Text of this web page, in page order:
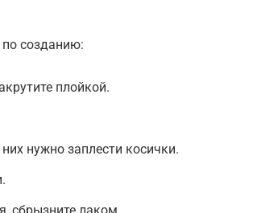
созданию:
плойкой.
нужно заплести косички.